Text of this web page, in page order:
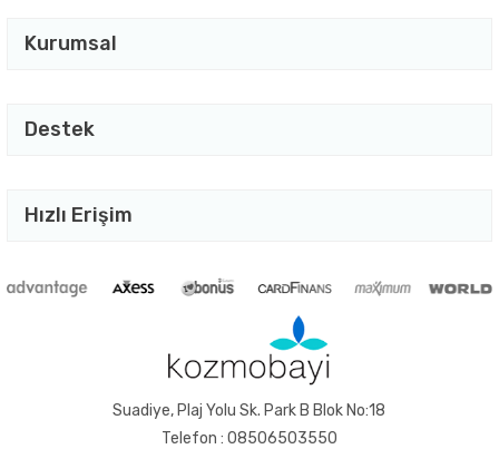
Kurumsal
Destek
Hızlı Erişim
Suadiye, Plaj Yolu Sk. Park B Blok No:18
Telefon : 08506503550